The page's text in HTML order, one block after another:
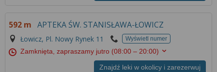
592 m APTEKA ŚW. STANISŁAWA-ŁOWICZ
Łowicz, Pl. Nowy Rynek 11 Wyświetl numer
Zamknięta, zapraszamy jutro (08:00 – 20:00)
Znajdź leki w okolicy i zarezerwuj
Więcej informacji na temat wykorzystywania
znajdziesz wRegulaminie Serwisu.